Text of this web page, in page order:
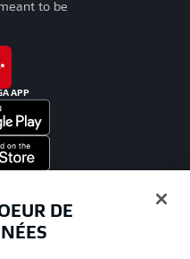
to be
APP
DE